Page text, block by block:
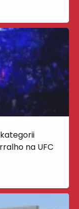
na UFC